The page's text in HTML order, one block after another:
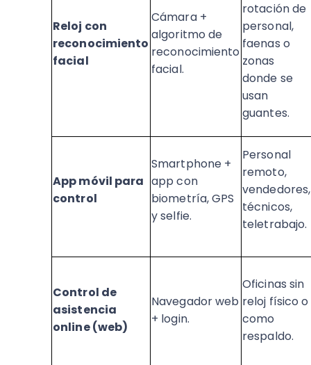
Reloj con
reconocimiento
facial
Cámara +
algoritmo de
reconocimiento
facial.
rotación de
personal,
faenas o
zonas
donde se
usan
guantes.
App móvil para
control
Smartphone +
app con
biometría, GPS
y selfie.
Personal
remoto,
vendedores,
técnicos,
teletrabajo.
Control de
asistencia
online (web)
Navegador web
+ login.
Oficinas sin
reloj físico o
como
respaldo.